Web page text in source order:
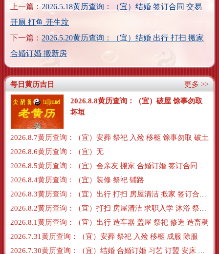
上一篇： 2026.5.18黄历查询：（宜）结婚 签订合同 交易
开厕 打鱼 开生坟
下一篇： 2026.5.20黄历查询：（宜）结婚 出行 打扫 搬家
合婚订婚 搬新房
更多 >>
每日黄历吉日
2026.8.8黄历查询：（宜）破屋 馀事勿取
坏垣
2026.8.7黄历查询：（宜）安葬 祭祀 入殓 移柩 馀事勿取 破土
2026.8.6黄历查询：（宜）无
2026.8.5黄历查询：（宜）会亲友 搬家 合婚订婚 签订合同 搬新房 订盟
2026.8.4黄历查询：（宜）装修 祭祀 铺路
2026.8.3黄历查询：（宜）出行 打扫 房屋清洁 搬家 签订合同 交易
2026.8.2黄历查询：（宜）打扫 房屋清洁 求职入学 沐浴 祭祀 牧养
2026.8.1黄历查询：（宜）出行 造车器 盖屋 祭祀 修造 造畜稠
2026.7.31黄历查询：（宜）安葬 祭祀 入殓 移柩 成服 除服
2026.7.30黄历查询：（宜）结婚 合婚订婚 习艺 订盟 安床 沐浴